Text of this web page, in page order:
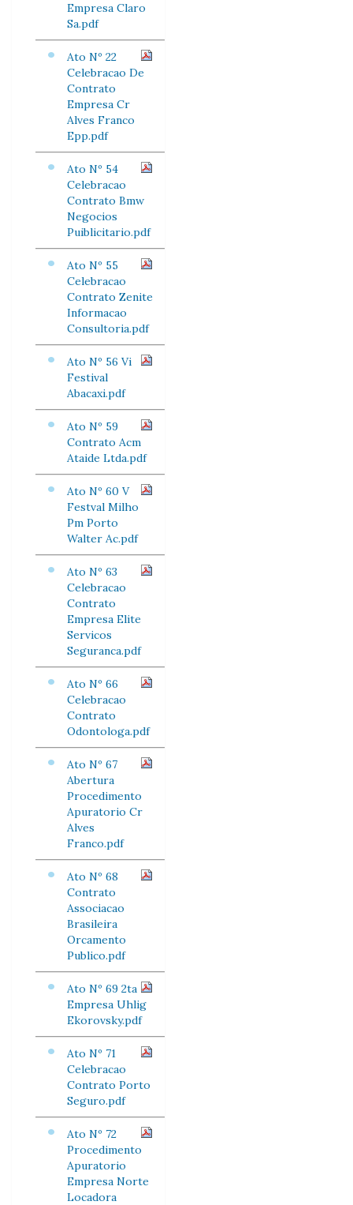
Empresa Claro
Sa.pdf
Ato Nº 22
Celebracao De
Contrato
Empresa Cr
Alves Franco
Epp.pdf
Ato Nº 54
Celebracao
Contrato Bmw
Negocios
Puiblicitario.pdf
Ato Nº 55
Celebracao
Contrato Zenite
Informacao
Consultoria.pdf
Ato Nº 56 Vi
Festival
Abacaxi.pdf
Ato Nº 59
Contrato Acm
Ataide Ltda.pdf
Ato Nº 60 V
Festval Milho
Pm Porto
Walter Ac.pdf
Ato Nº 63
Celebracao
Contrato
Empresa Elite
Servicos
Seguranca.pdf
Ato Nº 66
Celebracao
Contrato
Odontologa.pdf
Ato Nº 67
Abertura
Procedimento
Apuratorio Cr
Alves
Franco.pdf
Ato Nº 68
Contrato
Associacao
Brasileira
Orcamento
Publico.pdf
Ato Nº 69 2ta
Empresa Uhlig
Ekorovsky.pdf
Ato Nº 71
Celebracao
Contrato Porto
Seguro.pdf
Ato Nº 72
Procedimento
Apuratorio
Empresa Norte
Locadora